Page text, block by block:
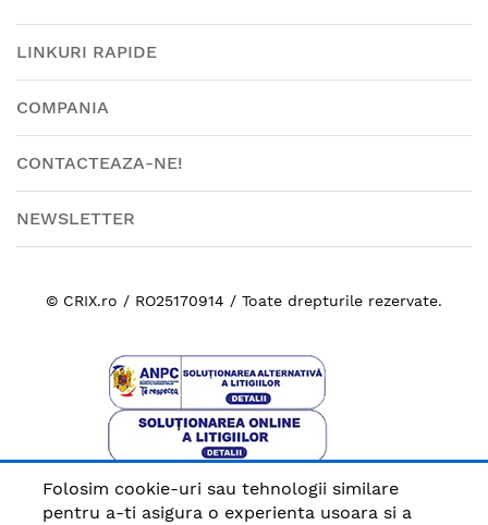
LINKURI RAPIDE
COMPANIA
CONTACTEAZA-NE!
NEWSLETTER
© CRIX.ro / RO25170914 / Toate drepturile rezervate.
Plata sigura cu
Folosim cookie-uri sau tehnologii similare
pentru a-ti asigura o experienta usoara si a